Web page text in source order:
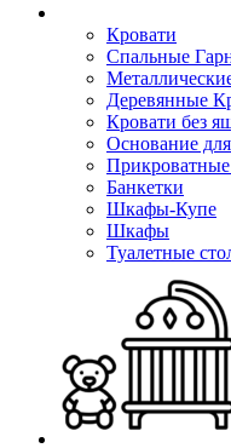
Кровати
Спальные
Деревянные
Кровати без
Основание
Банкетки
Шкафы-Купе
Шкафы
Туалетные